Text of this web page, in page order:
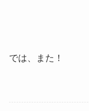
では、また！